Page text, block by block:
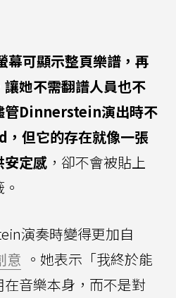
可顯示整頁樂譜，再
她不需翻譜人員也不
管Dinnerstein演出時不
但它的存在就像一張
安定感 ，卻不會被貼上
演奏時變得更加自
意 。她表示「我終於能
音樂本身，而不是對